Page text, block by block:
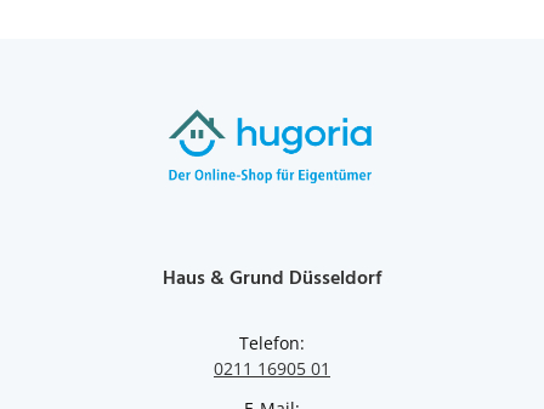
Haus & Grund Düsseldorf
Telefon:
0211 16905 01